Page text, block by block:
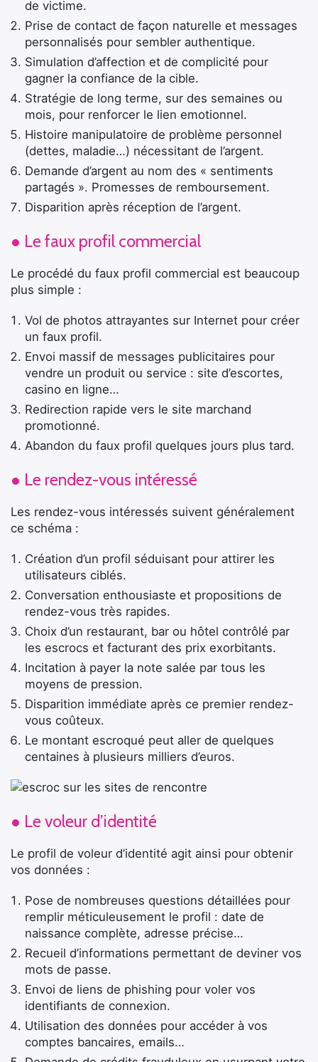
de victime.
Prise de contact de façon naturelle et messages
personnalisés pour sembler authentique.
Simulation d’affection et de complicité pour
gagner la confiance de la cible.
Stratégie de long terme, sur des semaines ou
mois, pour renforcer le lien emotionnel.
Histoire manipulatoire de problème personnel
(dettes, maladie…) nécessitant de l’argent.
Demande d’argent au nom des « sentiments
partagés ». Promesses de remboursement.
Disparition après réception de l’argent.
● Le faux profil commercial
Le procédé du faux profil commercial est beaucoup
plus simple :
Vol de photos attrayantes sur Internet pour créer
un faux profil.
Envoi massif de messages publicitaires pour
vendre un produit ou service : site d’escortes,
casino en ligne…
Redirection rapide vers le site marchand
promotionné.
Abandon du faux profil quelques jours plus tard.
● Le rendez-vous intéressé
Les rendez-vous intéressés suivent généralement
ce schéma :
Création d’un profil séduisant pour attirer les
utilisateurs ciblés.
Conversation enthousiaste et propositions de
rendez-vous très rapides.
Choix d’un restaurant, bar ou hôtel contrôlé par
les escrocs et facturant des prix exorbitants.
Incitation à payer la note salée par tous les
moyens de pression.
Disparition immédiate après ce premier rendez-
vous coûteux.
Le montant escroqué peut aller de quelques
centaines à plusieurs milliers d’euros.
● Le voleur d’identité
Le profil de voleur d’identité agit ainsi pour obtenir
vos données :
Pose de nombreuses questions détaillées pour
remplir méticuleusement le profil : date de
naissance complète, adresse précise…
Recueil d’informations permettant de deviner vos
mots de passe.
Envoi de liens de phishing pour voler vos
identifiants de connexion.
Utilisation des données pour accéder à vos
comptes bancaires, emails…